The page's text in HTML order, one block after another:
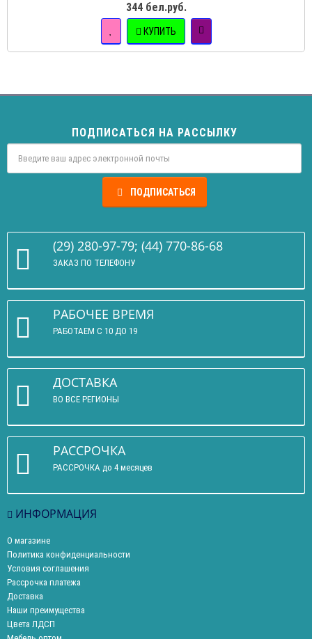
344 бел.руб.
КУПИТЬ
ПОДПИСАТЬСЯ НА РАССЫЛКУ
ПОДПИСАТЬСЯ
(29) 280-97-79; (44) 770-86-68
ЗАКАЗ ПО ТЕЛЕФОНУ
РАБОЧЕЕ ВРЕМЯ
РАБОТАЕМ С 10 ДО 19
ДОСТАВКА
ВО ВСЕ РЕГИОНЫ
РАССРОЧКА
РАССРОЧКА до 4 месяцев
ИНФОРМАЦИЯ
О магазине
Политика конфиденциальности
Условия соглашения
Рассрочка платежа
Доставка
Наши преимущества
Цвета ЛДСП